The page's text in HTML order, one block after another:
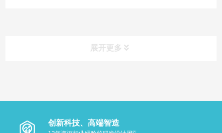
展开更多
推荐产品
创新科技、高端智造